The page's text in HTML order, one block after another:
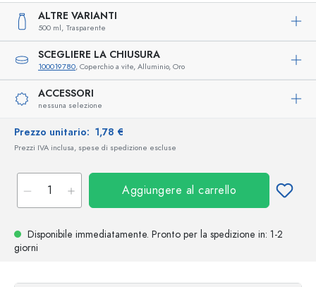
ALTRE VARIANTI
500 ml, Trasparente
SCEGLIERE LA CHIUSURA
100019780, Coperchio a vite, Alluminio, Oro
ACCESSORI
nessuna selezione
Prezzo unitario: 1,78 €
Prezzi IVA inclusa, spese di spedizione escluse
Aggiungere al carrello
Disponibile immediatamente. Pronto per la spedizione in: 1-2
giorni